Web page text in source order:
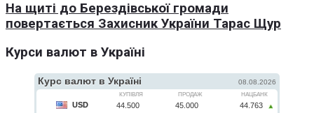
На щиті до Берездівської громади
повертається Захисник України Тарас Щур
Курси валют в Україні